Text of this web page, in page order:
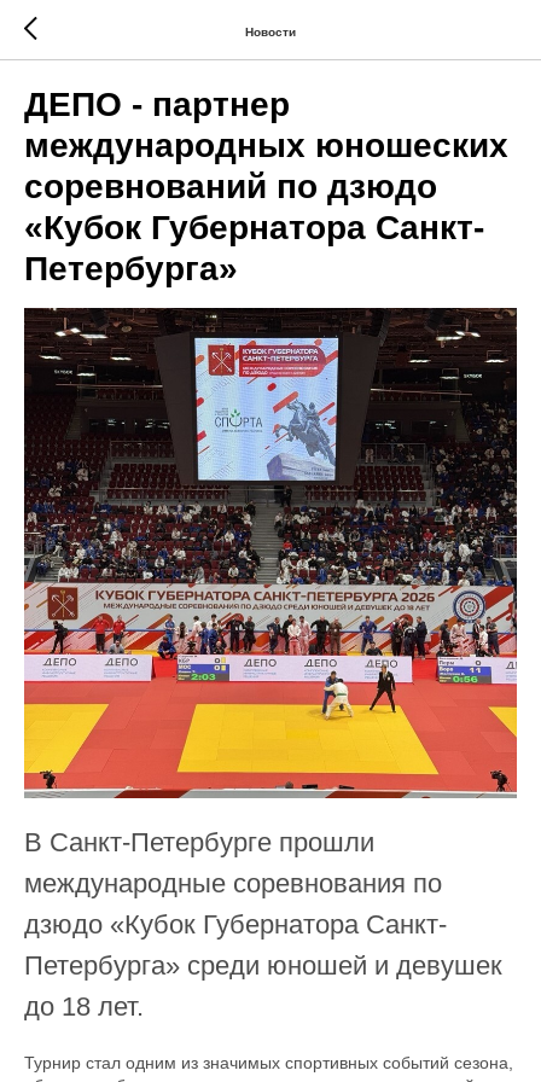
Новости
ДЕПО - партнер
международных юношеских
соревнований по дзюдо
«Кубок Губернатора Санкт-
Петербурга»
В Санкт-Петербурге прошли
международные соревнования по
дзюдо «Кубок Губернатора Санкт-
Петербурга» среди юношей и девушек
до 18 лет.
Турнир стал одним из значимых спортивных событий сезона,